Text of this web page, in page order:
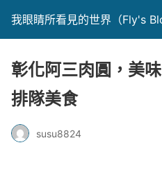
我眼睛所看見的世界（Fly's
彰化阿三肉圓，美
排隊美食
susu8824